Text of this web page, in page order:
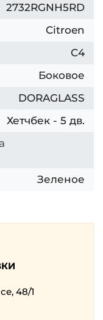
2732RGNH5RD
Citroen
C4
Боковое
DORAGLASS
Хетчбек - 5 дв.
Зеленое
48/1